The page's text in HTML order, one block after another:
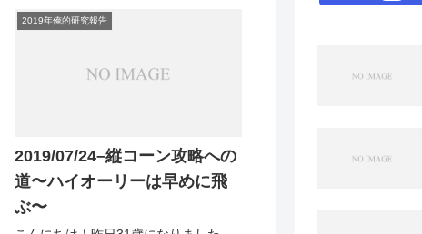
ょう！縦コーンを飛ぶコツ見つけた。
飛びたい物の先端にフロン...
2019年俺的研究報告
2019/07/24–縦コーン攻略への
道〜ハイオーリーは早めに飛
ぶ〜